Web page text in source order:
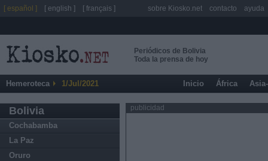
Periódicos de Bolivia
Toda la prensa de hoy
Hemeroteca 1/Jul/2021 Inicio África
Bolivia
Cochabamba
La Paz
Oruro
publicidad
[ español ] [ english ] [ français ] sobre Kiosko.net contacto ayuda